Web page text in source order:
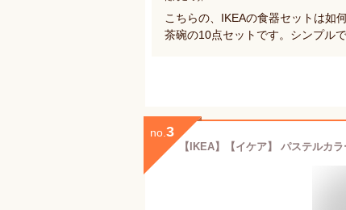
こちらの、IKEAの食器セットは如
茶碗の10点セットです。シンプル
no. 3